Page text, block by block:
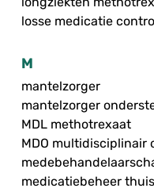
losse medicatie
M
mantelzorger
mantelzorger
MDL methotrexaat
MDO multidisciplinair
medicatiebeheer